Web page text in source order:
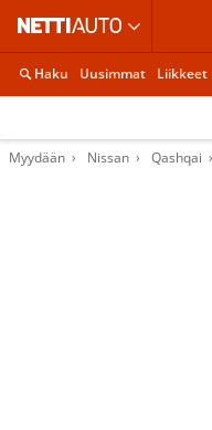
Haku Uusimmat Liikkeet
Myydään Nissan Qashqai